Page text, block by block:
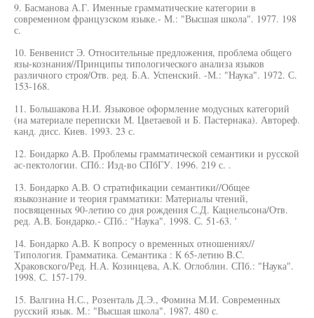
9. Басманова А.Г. Именные грамматические категории в
современном французском языке.- М.: "Высшая школа". 1977. 198
с.
10. Бенвенист Э. Относительные предложения, проблема общего
язы-кознания//Принципы типологического анализа языков
различного строя/Отв. ред. Б.А. Успенский. -М.: "Наука". 1972. С.
153-168.
11. Большакова Н.И. Языковое оформление модусных категорий
(на материале переписки М. Цветаевой и Б. Пастернака). Автореф.
канд. дисс. Киев. 1993. 23 с.
12. Бондарко А.В. Проблемы грамматической семантики и русской
ас-пектологии. СПб.: Изд-во СПбГУ. 1996. 219 с. .
13. Бондарко А.В. О стратификации семантики//Общее
языкознание и теория грамматики: Материалы чтений,
посвященных 90-летию со дня рождения С.Д. Кацнельсона/Отв.
ред. А.В. Бондарко.- СПб.: "Наука". 1998. С. 51-63. '
14. Бондарко А.В. К вопросу о временных отношениях//
Типология. Грамматика. Семантика : К 65-летию B.C.
Храковского/Ред. Н.А. Козинцева, А.К. Оглоблин. СПб.: "Наука".
1998. С. 157-179.
15. Валгина Н.С., Розенталь Д.Э., Фомина М.И. Современных
русский язык. М.: "Высшая школа". 1987. 480 с.